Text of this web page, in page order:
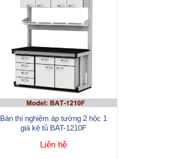
Bàn thí nghiệm áp tường 2 hộc 1
giá kệ tủ BAT-1210F
Liên hệ